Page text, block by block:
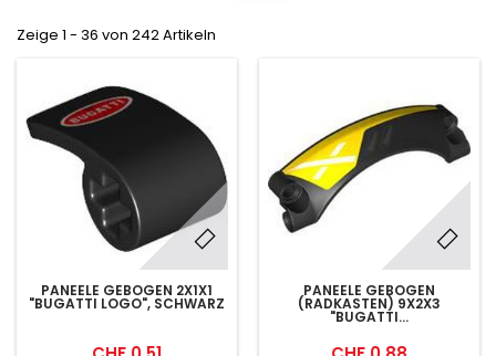
Zeige 1 - 36 von 242 Artikeln
PANEELE GEBOGEN 2X1X1
"BUGATTI LOGO", SCHWARZ
PANEELE GEBOGEN
(RADKASTEN) 9X2X3
"BUGATTI...